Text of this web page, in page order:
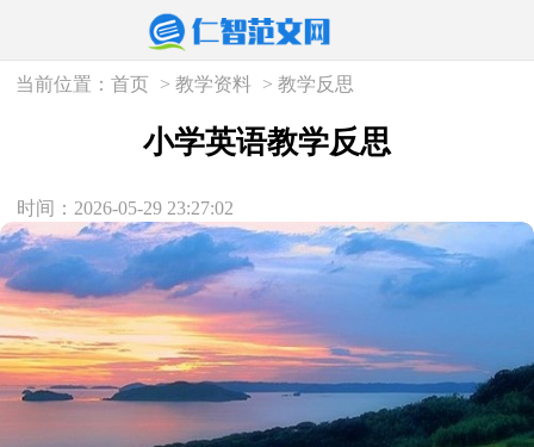
当前位置：首页 >教学资料 >教学反思
小学英语教学反思
时间：2026-05-29 23:27:02